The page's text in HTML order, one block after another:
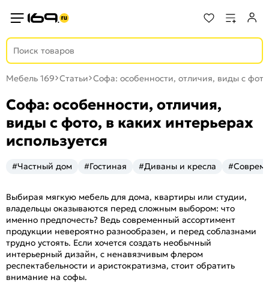
Мебель 169 Статьи Софа: особенности, отличия, виды с
Софа: особенности, отличия,
виды с фото, в каких интерьерах
используется
#Частный дом #Гостиная #Диваны и кресла
Выбирая мягкую мебель для дома, квартиры или студии,
владельцы оказываются перед сложным выбором: что
именно предпочесть? Ведь современный ассортимент
продукции невероятно разнообразен, и перед соблазнами
трудно устоять. Если хочется создать необычный
интерьерный дизайн, с ненавязчивым флером
респектабельности и аристократизма, стоит обратить
внимание на софы.